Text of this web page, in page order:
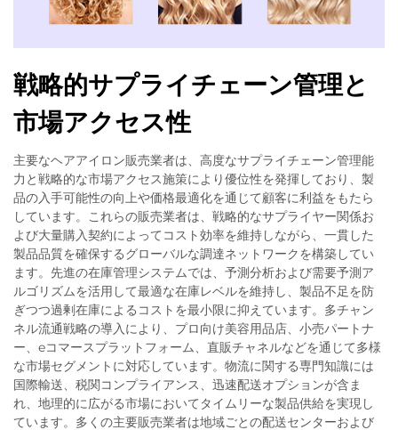
戦略的サプライチェーン管理と
市場アクセス性
主要なヘアアイロン販売業者は、高度なサプライチェーン管理能
力と戦略的な市場アクセス施策により優位性を発揮しており、製
品の入手可能性の向上や価格最適化を通じて顧客に利益をもたら
しています。これらの販売業者は、戦略的なサプライヤー関係お
よび大量購入契約によってコスト効率を維持しながら、一貫した
製品品質を確保するグローバルな調達ネットワークを構築してい
ます。先進の在庫管理システムでは、予測分析および需要予測ア
ルゴリズムを活用して最適な在庫レベルを維持し、製品不足を防
ぎつつ過剰在庫によるコストを最小限に抑えています。多チャン
ネル流通戦略の導入により、プロ向け美容用品店、小売パートナ
ー、eコマースプラットフォーム、直販チャネルなどを通じて多様
な市場セグメントに対応しています。物流に関する専門知識には
国際輸送、税関コンプライアンス、迅速配送オプションが含ま
れ、地理的に広がる市場においてタイムリーな製品供給を実現し
ています。多くの主要販売業者は地域ごとの配送センターおよび